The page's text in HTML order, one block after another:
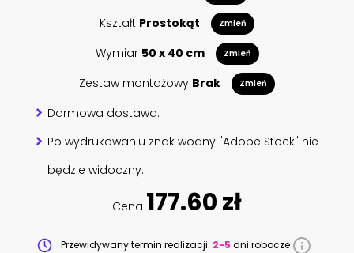
Kształt Prostokąt Zmień
Wymiar 50 x 40 cm Zmień
Zestaw montażowy Brak Zmień
Darmowa dostawa.
Po wydrukowaniu znak wodny "Adobe Stock" nie
będzie widoczny.
Cena 177.60 zł
Przewidywany termin realizacji: 2-5 dni robocze